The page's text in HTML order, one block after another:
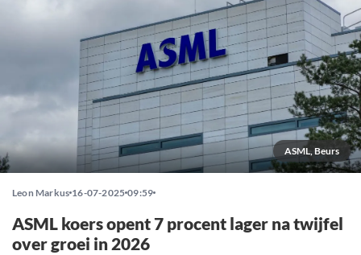
ASML, Beurs
Leon Markus 16-07-2025 09:59
ASML koers opent 7 procent lager na twijfel
over groei in 2026